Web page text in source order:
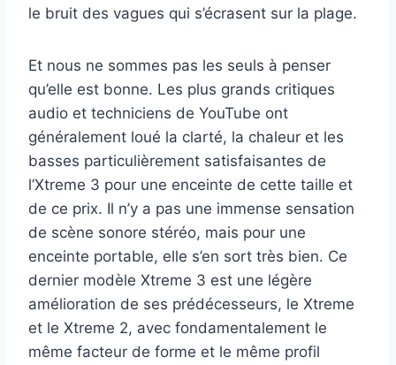
le bruit des vagues qui s’écrasent sur la plage.
Et nous ne sommes pas les seuls à penser
qu’elle est bonne. Les plus grands critiques
audio et techniciens de YouTube ont
généralement loué la clarté, la chaleur et les
basses particulièrement satisfaisantes de
l’Xtreme 3 pour une enceinte de cette taille et
de ce prix. Il n’y a pas une immense sensation
de scène sonore stéréo, mais pour une
enceinte portable, elle s’en sort très bien. Ce
dernier modèle Xtreme 3 est une légère
amélioration de ses prédécesseurs, le Xtreme
et le Xtreme 2, avec fondamentalement le
même facteur de forme et le même profil